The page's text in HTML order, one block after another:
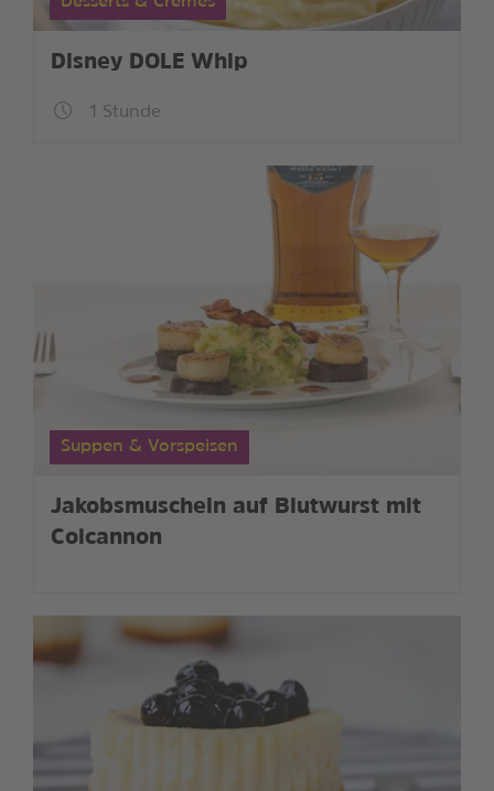
Disney DOLE Whip
1 Stunde
Suppen & Vorspeisen
Jakobsmuscheln auf Blutwurst mit
Colcannon